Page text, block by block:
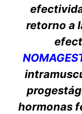
retorno a
hormonas